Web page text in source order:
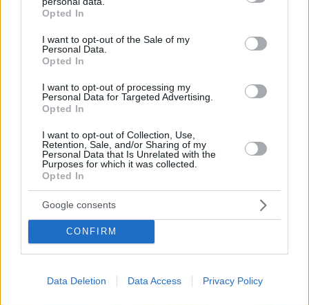
grant or deny consent to Google and its third-party tags to
use your data for below specified purposes in below Google
consent section.
Opted In
I want to opt-out of the Sale of my
Personal Data.
Opted In
I want to opt-out of processing my
Personal Data for Targeted Advertising.
Opted In
I want to opt-out of Collection, Use,
Retention, Sale, and/or Sharing of my
Personal Data that Is Unrelated with the
Purposes for which it was collected.
Opted In
Google consents
CONFIRM
Data Deletion Data Access Privacy Policy
Ξεκίνησε ο πρώτος ημιτελικός της Eurovision - Η Κύπρος
διαγωνίζεται στην πρώτη θέση
07.05.2024, 22:00
Thema Insights